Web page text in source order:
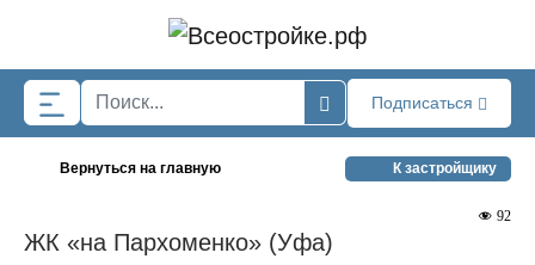
Подписаться
Вернуться на главную К застройщику
ЖК «на Пархоменко» (Уфа)
92